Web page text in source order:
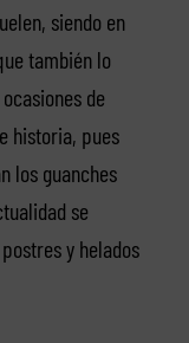
siendo en
también lo
de
historia, pues
los guanches
se
y helados